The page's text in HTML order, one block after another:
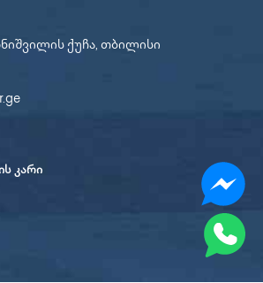
ქუჩა, თბილისი
კარი